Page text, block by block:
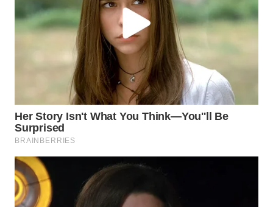
WN
LIKUPANG
WN
BORNEO
Media
Group
WAHANA